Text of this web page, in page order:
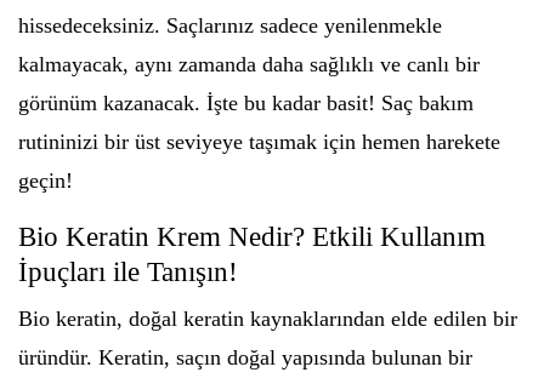
hissedeceksiniz. Saçlarınız sadece yenilenmekle
kalmayacak, aynı zamanda daha sağlıklı ve canlı bir
görünüm kazanacak. İşte bu kadar basit! Saç bakım
rutininizi bir üst seviyeye taşımak için hemen harekete
geçin!
Bio Keratin Krem Nedir? Etkili Kullanım
İpuçları ile Tanışın!
Bio keratin, doğal keratin kaynaklarından elde edilen bir
üründür. Keratin, saçın doğal yapısında bulunan bir